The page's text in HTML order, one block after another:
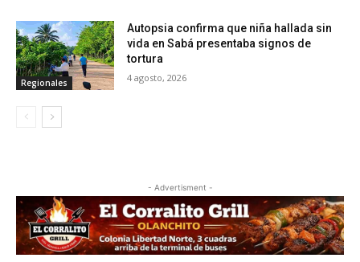
Regionales
Autopsia confirma que niña hallada sin
vida en Sabá presentaba signos de
tortura
4 agosto, 2026
- Advertisment -